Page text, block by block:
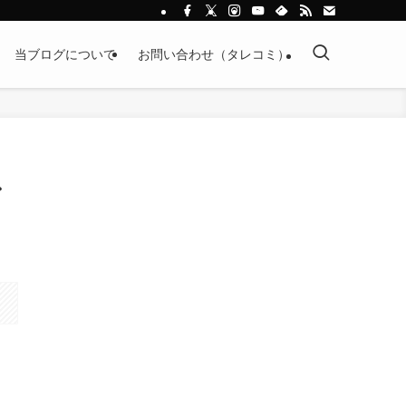
当ブログについて お問い合わせ（タレコミ）